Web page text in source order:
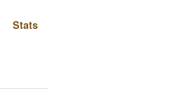
Stats